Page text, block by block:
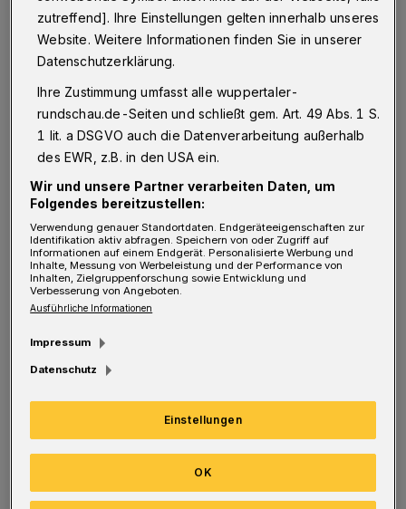
D ie Tagesworkshops sind kostenfrei. Die
Kursgebühr für die Wochen-Workshops
bleibt günstig, damit viele junge
Wuppertalerinnen und Wuppertaler
mitmachen können - mit Selbstbeteiligung
von 25 Euro bzw. ermäßigt 12,50 Euro für
insgesamt fünf Mittagessen.
Ein Klassiker beim Kulturrucksack ist das
Kinder- und Jugendtreff Arrenberg. Vom 27.
Juni bis 1. Juli können Teilnehmerinnen und
Teilnehmer hier ihre individuellen Stärken bei
Graffiti, Breakdance, DJing und Rap
entdecken.
zutreffend]. Ihre Einstellungen gelten innerhalb unseres
Website. Weitere Informationen finden Sie in unserer
Datenschutzerklärung.
Ihre Zustimmung umfasst alle wuppertaler-
rundschau.de-Seiten und schließt gem. Art. 49 Abs. 1 S.
1 lit. a DSGVO auch die Datenverarbeitung außerhalb
des EWR, z.B. in den USA ein.
Wir und unsere Partner verarbeiten Daten, um
Folgendes bereitzustellen:
Verwendung genauer Standortdaten. Endgeräteeigenschaften zur
Identifikation aktiv abfragen. Speichern von oder Zugriff auf
Informationen auf einem Endgerät. Personalisierte Werbung und
Inhalte, Messung von Werbeleistung und der Performance von
Inhalten, Zielgruppenforschung sowie Entwicklung und
Verbesserung von Angeboten.
Ausführliche Informationen
Impressum
Datenschutz
Einstellungen
OK